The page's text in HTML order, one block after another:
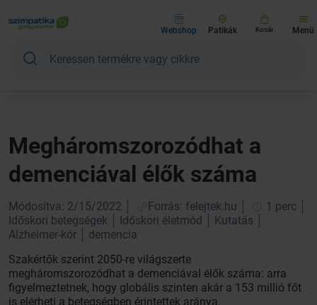
Webshop Patikák Kosár Menü
Megháromszorozódhat a
demenciával élők száma
Módosítva: 2/15/2022 Forrás: felejtek.hu
1 perc
Időskori betegségek
Időskori életmód
Kutatás
Alzheimer-kór
demencia
Szakértők szerint 2050-re világszerte
megháromszorozódhat a demenciával élők száma: arra
figyelmeztetnek, hogy globális szinten akár a 153 millió főt
is elérheti a betegségben érintettek aránya.